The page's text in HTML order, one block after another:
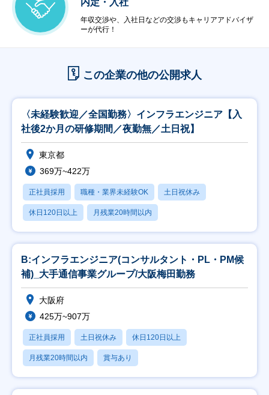
内定・入社
年収交渉や、入社日などの交渉もキャリアアドバイザ
ーが代行！
この企業の他の公開求人
〈未経験歓迎／全国勤務〉インフラエンジニア【入
社後2か月の研修期間／夜勤無／土日祝】
東京都
369万~422万
正社員採用 職種・業界未経験OK 土日祝休み
休日120日以上 月残業20時間以内
B:インフラエンジニア(コンサルタント・PL・PM候
補)_大手通信事業グループ/大阪梅田勤務
大阪府
425万~907万
正社員採用 土日祝休み 休日120日以上
月残業20時間以内 賞与あり